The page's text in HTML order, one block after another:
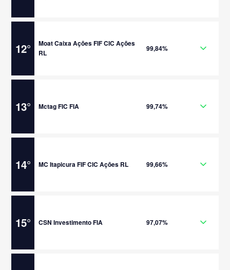
12°
Moat Caixa Ações FIF CIC Ações
RL
99,84%
13° Mctag FIC FIA 99,74%
14° MC Itapicura FIF CIC Ações RL 99,66%
15° CSN Investimento FIA 97,07%